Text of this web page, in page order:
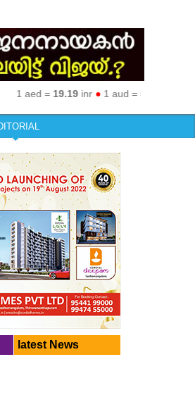
aed =19.19 inr●1 aud =50.27 inr
latest News